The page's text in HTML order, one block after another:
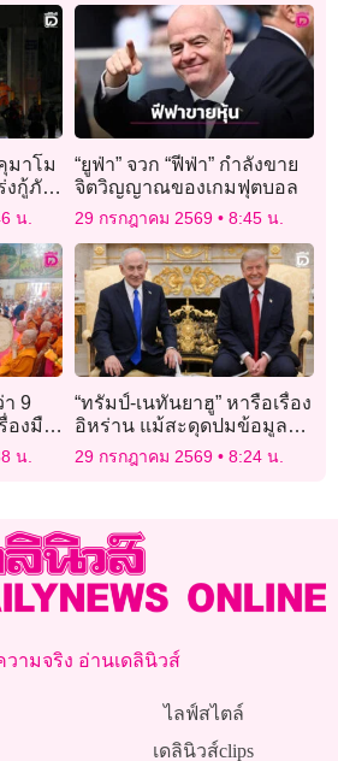
มาโม
งกู้ภัย
น.
“ยูฟ่า” จวก “ฟีฟ่า” กำลังขาย
จิตวิญญาณของเกมฟุตบอล
29 กรกฎาคม 2569 8:45 น.
9
องมือ
น’
น.
“ทรัมป์-เนทันยาฮู” หารือเรื่อง
อิหร่าน แม้สะดุดปมข้อมูล
หลุดก่อนพบกัน
29 กรกฎาคม 2569 8:24 น.
วามจริง อ่านเดลินิวส์
ไลฟ์สไตล์
เดลินิวส์clips